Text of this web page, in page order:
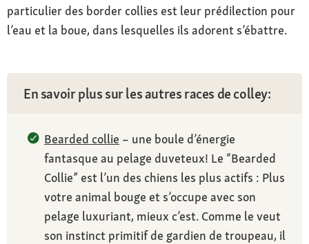
particulier des border collies est leur prédilection pour
l’eau et la boue, dans lesquelles ils adorent s’ébattre.
En savoir plus sur les autres races de colley:
Bearded collie – une boule d’énergie
fantasque au pelage duveteux! Le “Bearded
Collie” est l’un des chiens les plus actifs : Plus
votre animal bouge et s’occupe avec son
pelage luxuriant, mieux c’est. Comme le veut
son instinct primitif de gardien de troupeau, il